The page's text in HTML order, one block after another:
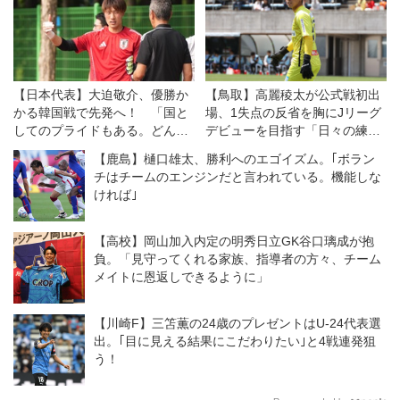
【日本代表】大迫敬介、優勝か
かる韓国戦で先発へ！ 「国と
してのプライドもある。どんな
形であれ、勝ちたい」
【鳥取】高麗稜太が公式戦初出
場、1失点の反省を胸にJリーグ
デビューを目指す「日々の練習
【鹿島】樋口雄太、勝利へのエゴイズム。｢ボラン
チはチームのエンジンだと言われている。機能しな
ければ｣
【高校】岡山加入内定の明秀日立GK谷口璃成が抱
負。「見守ってくれる家族、指導者の方々、チーム
メイトに恩返しできるように」
【川崎F】三笘薫の24歳のプレゼントはU-24代表選
出。｢目に見える結果にこだわりたい｣と4戦連発狙
う！